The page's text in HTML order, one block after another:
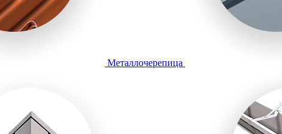
Металлочерепица